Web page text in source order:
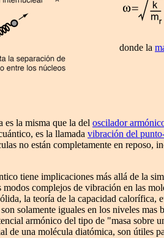
donde la
es la misma que la del oscilador
es la llamada vibración del
no están completamente en reposo,
tiene implicaciones más allá de la
modos complejos de vibración en las
la teoría de la capacidad calorífica,
solamente iguales en los niveles mas
armónico del tipo de "masa sobre
de una molécula diatómica, son útiles